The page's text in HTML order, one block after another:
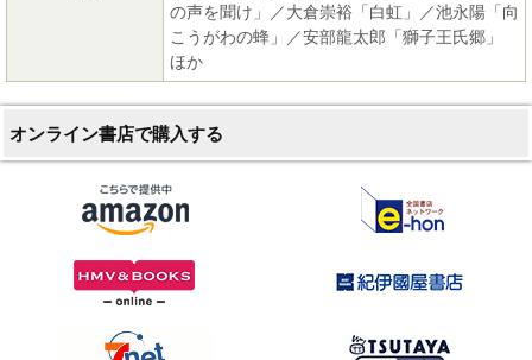
の声を聞け」／大倉崇裕「白虹」／池永陽「向
こうがわの蜂」／安部龍太郎「獅子王氏郷」
ほか
オンライン書店で購入する